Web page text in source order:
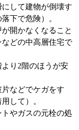
して建物が倒壊す
下で危険）。
開かなくなること
どの中高層住宅で
り2階のほうが安
などでケガをす
して）。
やガスの元栓の処